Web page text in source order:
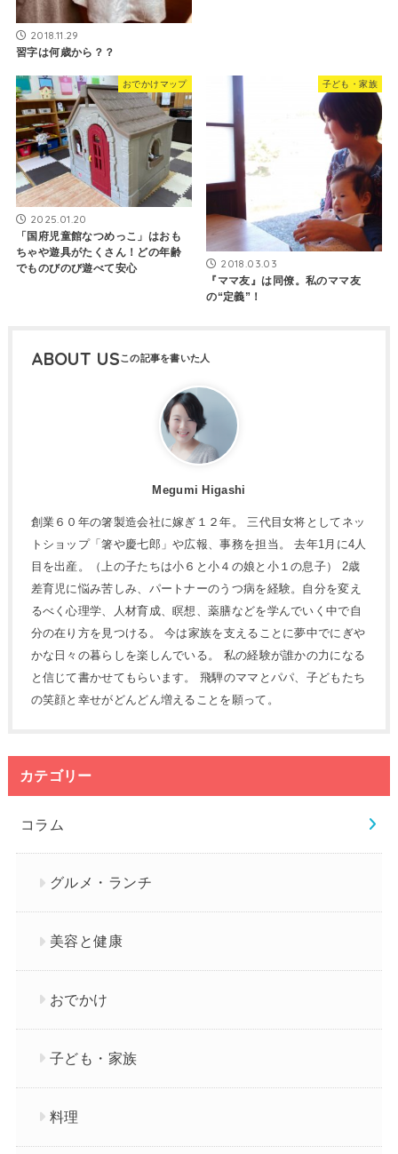
2018.11.29
習字は何歳から？？
おでかけマップ
2025.01.20
「国府児童館なつめっこ」はおも
ちゃや遊具がたくさん！どの年齢
でものびのび遊べて安心
子ども・家族
2018.03.03
『ママ友』は同僚。私のママ友
の“定義”！
ABOUT US
Megumi Higashi
創業６０年の箸製造会社に嫁ぎ１２年。 三代目女将としてネッ
トショップ「箸や慶七郎」や広報、事務を担当。 去年1月に4人
目を出産。（上の子たちは小６と小４の娘と小１の息子） 2歳
差育児に悩み苦しみ、パートナーのうつ病を経験。自分を変え
るべく心理学、人材育成、瞑想、薬膳などを学んでいく中で自
分の在り方を見つける。 今は家族を支えることに夢中でにぎや
かな日々の暮らしを楽しんでいる。 私の経験が誰かの力になる
と信じて書かせてもらいます。 飛騨のママとパパ、子どもたち
の笑顔と幸せがどんどん増えることを願って。
カテゴリー
コラム
グルメ・ランチ
美容と健康
おでかけ
子ども・家族
料理